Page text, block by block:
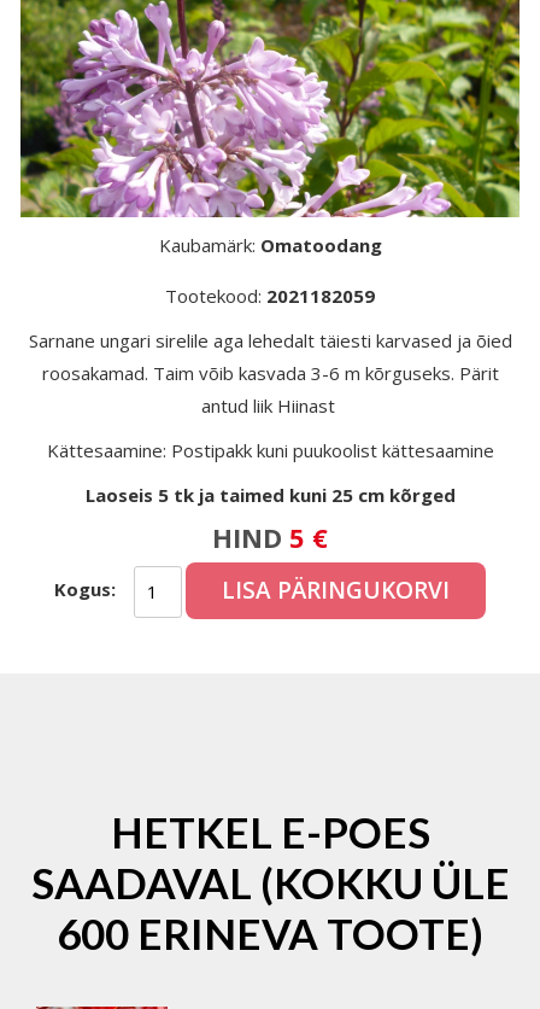
Kaubamärk: Omatoodang
Tootekood: 2021182059
Sarnane ungari sirelile aga lehedalt täiesti karvased ja õied
roosakamad. Taim võib kasvada 3-6 m kõrguseks. Pärit
antud liik Hiinast
Kättesaamine: Postipakk kuni puukoolist kättesaamine
Laoseis 5 tk ja taimed kuni 25 cm kõrged
HIND 5 €
Kogus: LISA PÄRINGUKORVI
HETKEL E-POES
SAADAVAL (KOKKU ÜLE
600 ERINEVA TOOTE)